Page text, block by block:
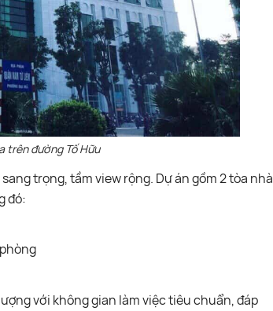
trên đường Tố Hữu
trọng, tầm view rộng. Dự án gồm 2 tòa nhà
đó:
với không gian làm việc tiêu chuẩn, đáp